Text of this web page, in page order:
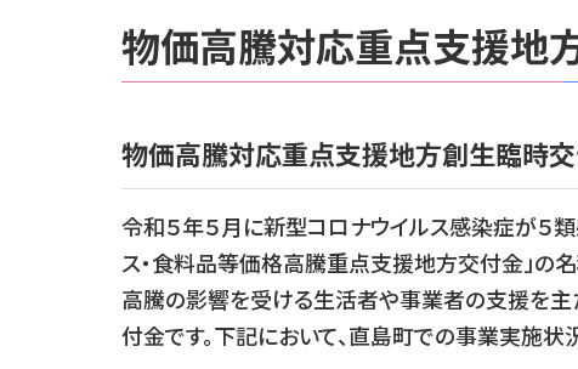
物価高騰対応重点支援地
物価高騰対応重点支援地方創生臨時
令和５年５月に新型コロナウイルス感染症が５
ス・食料品等価格高騰重点支援地方交付金」の
高騰の影響を受ける生活者や事業者の支援を
付金です。下記において、直島町での事業実施状